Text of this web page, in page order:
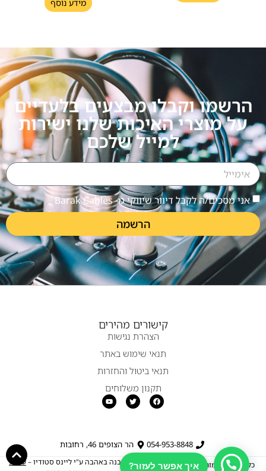
מידע נוסף
הרשמו וקבלו מבצעים בלעדיים
על מוצרי האיכות שלנו ישירות
למייל שלכם
אני מסכים/ה לקבל דיוור שיווקי מ- Barak Cables
הרשמה
קישורים מהירים
הצהרת נגישות
תנאי שימוש באתר
תנאי ביטול והחזרות
תקנון משלוחים
054-953-8848 הר הצופים 46, רחובות
כל הזכויות שמורות ל- Barak Cables נבנה באהבה ע"י ליינס סטודיו –עיצוב